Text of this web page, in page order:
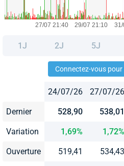
1J 2J 5J
Connectez-vous
24/07/26 27/07/26
Dernier 528,90 538,01
Variation 1,69% 1,72%
Ouverture 519,41 534,43